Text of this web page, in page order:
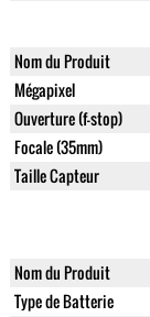
Nom du Produit
Mégapixel
Ouverture (f-stop)
Focale (35mm)
Taille Capteur
Nom du Produit
Type de Batterie